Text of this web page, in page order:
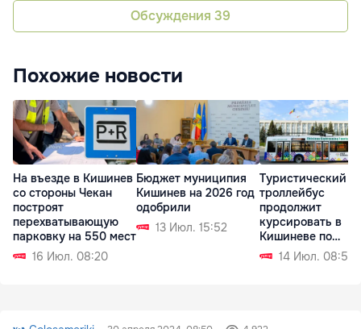
Обсуждения 39
Похожие новости
На въезде в Кишинев
со стороны Чекан
построят
перехватывающую
парковку на 550 мест
16 Июл. 08:20
Бюджет муниципия
Кишинев на 2026 год
одобрили
13 Июл. 15:52
Туристический
троллейбус
продолжит
курсировать в
Кишиневе по
выходным
14 Июл. 08:51